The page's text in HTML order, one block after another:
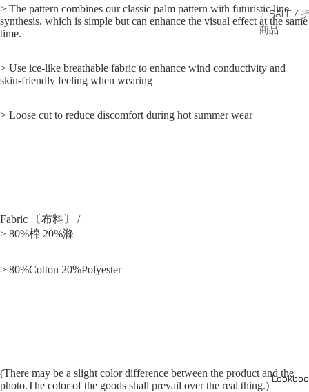
〕SALE /
商品
> The pattern combines our classic palm pattern with futuristic line
synthesis, which is simple but can enhance the visual effect at the same
time.
> Use ice-like breathable fabric to enhance wind conductivity and
skin-friendly feeling when wearing
> Loose cut to reduce discomfort during hot summer wear
Fabric 〔布料〕 /
> 80%棉 20%滌
> 80%Cotton 20%Polyester
(There may be a slight color difference between the product and the
photo.The color of the goods shall prevail over the real thing.)